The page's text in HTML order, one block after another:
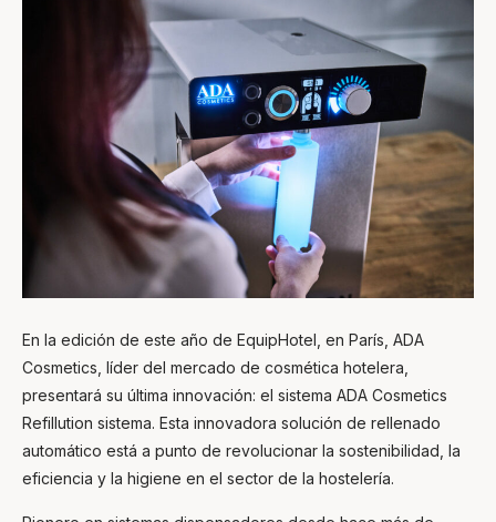
En la edición de este año de EquipHotel, en París, ADA
Cosmetics, líder del mercado de cosmética hotelera,
presentará su última innovación: el sistema ADA Cosmetics
Refillution sistema. Esta innovadora solución de rellenado
automático está a punto de revolucionar la sostenibilidad, la
eficiencia y la higiene en el sector de la hostelería.